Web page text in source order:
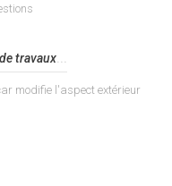
travaux
modifie l'aspect extérieur